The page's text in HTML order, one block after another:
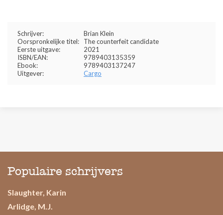
Schrijver:
Brian Klein
Oorspronkelijke titel:
The counterfeit candidate
Eerste uitgave:
2021
ISBN/EAN:
9789403135359
Ebook:
9789403137247
Uitgever:
Cargo
Populaire schrijvers
Slaughter, Karin
Arlidge, M.J.